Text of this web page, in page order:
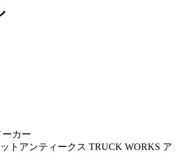
カー
トアンティークス TRUCK WORKS ア